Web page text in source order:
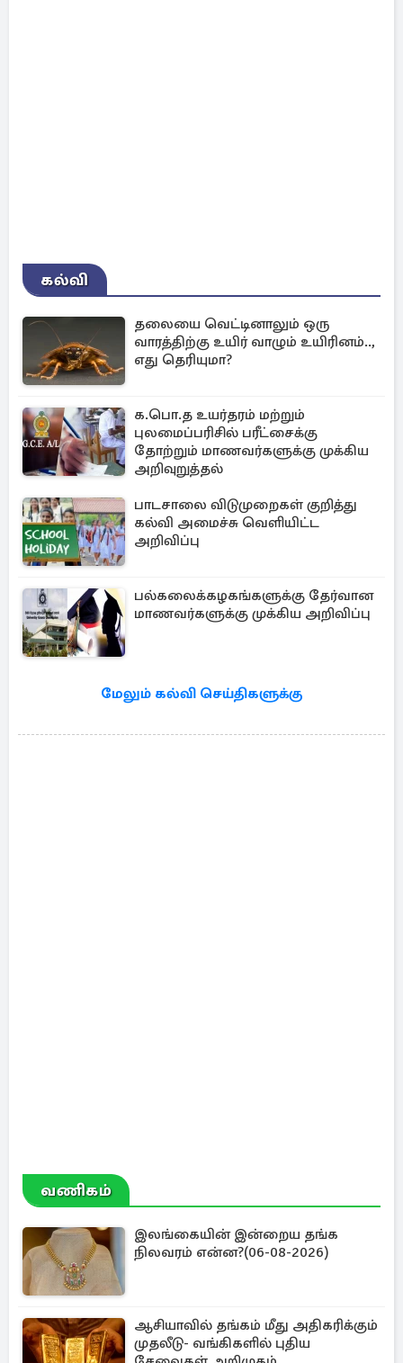
கல்வி
தலையை வெட்டினாலும் ஒரு
வாரத்திற்கு உயிர் வாழும் உயிரினம்..,
எது தெரியுமா?
க.பொ.த உயர்தரம் மற்றும்
புலமைப்பரிசில் பரீட்சைக்கு
தோற்றும் மாணவர்களுக்கு முக்கிய
அறிவுறுத்தல்
பாடசாலை விடுமுறைகள் குறித்து
கல்வி அமைச்சு வெளியிட்ட
அறிவிப்பு
பல்கலைக்கழகங்களுக்கு தேர்வான
மாணவர்களுக்கு முக்கிய அறிவிப்பு
மேலும் கல்வி செய்திகளுக்கு
வணிகம்
இலங்கையின் இன்றைய தங்க
நிலவரம் என்ன?(06-08-2026)
ஆசியாவில் தங்கம் மீது அதிகரிக்கும்
முதலீடு- வங்கிகளில் புதிய